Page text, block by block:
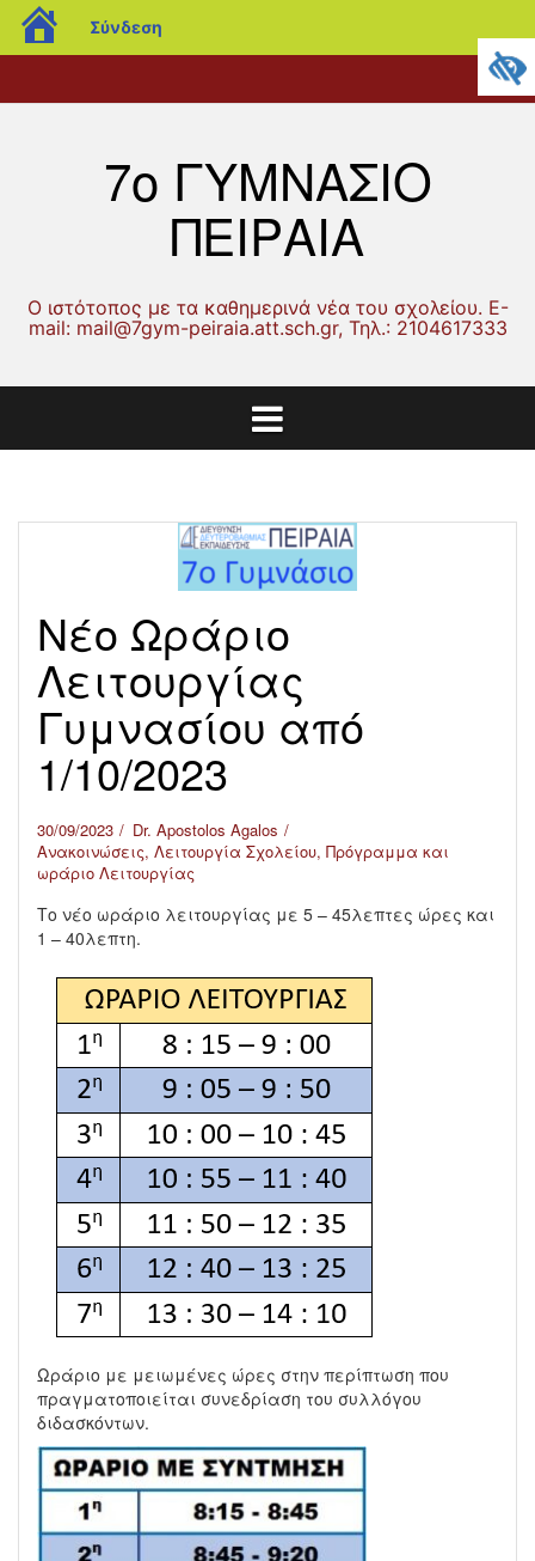
blogs.sch.gr
Σύνδεση
Σχολείου
καικαιθέματα
Εργασίες
7ο ΓΥΜΝΑΣΙΟ
ΠΕΙΡΑΙΑ
Ο ιστότοπος με τα καθημερινά νέα του σχολείου. Ε-
mail: mail@7gym-peiraia.att.sch.gr, Τηλ.: 2104617333
Νέο Ωράριο
Λειτουργίας
Γυμνασίου από
1/10/2023
30/09/2023
Dr. Apostolos Agalos
Ανακοινώσεις, Λειτουργία Σχολείου, Πρόγραμμα και
ωράριο Λειτουργίας
Το νέο ωράριο λειτουργίας με 5 – 45λεπτες ώρες και
1 – 40λεπτη.
Ωράριο με μειωμένες ώρες στην περίπτωση που
πραγματοποιείται συνεδρίαση του συλλόγου
διδασκόντων.